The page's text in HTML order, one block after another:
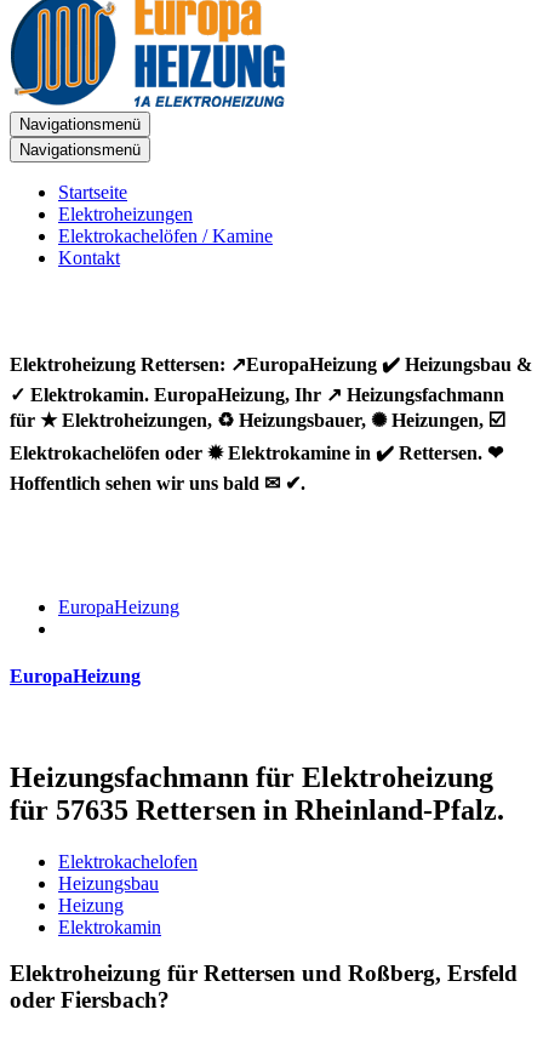
Navigationsmenü
Navigationsmenü
Startseite
Elektroheizungen
Elektrokachelöfen / Kamine
Kontakt
Elektroheizung Rettersen: ↗️EuropaHeizung ✔️ Heizungsbau &
✓ Elektrokamin. EuropaHeizung, Ihr ↗️ Heizungsfachmann
für ★ Elektroheizungen, ♻ Heizungsbauer, ✺ Heizungen, ☑️
Elektrokachelöfen oder ✹ Elektrokamine in ✔️ Rettersen. ❤
Hoffentlich sehen wir uns bald ✉ ✔.
EuropaHeizung
EuropaHeizung
Heizungsfachmann für Elektroheizung
für 57635 Rettersen in Rheinland-Pfalz.
Elektrokachelofen
Heizungsbau
Heizung
Elektrokamin
Elektroheizung für Rettersen und Roßberg, Ersfeld
oder Fiersbach?